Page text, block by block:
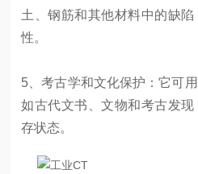
土、钢筋和其他材料中的缺
性。
5、考古学和文化保护：它可
如古代文书、文物和考古发
存状态。